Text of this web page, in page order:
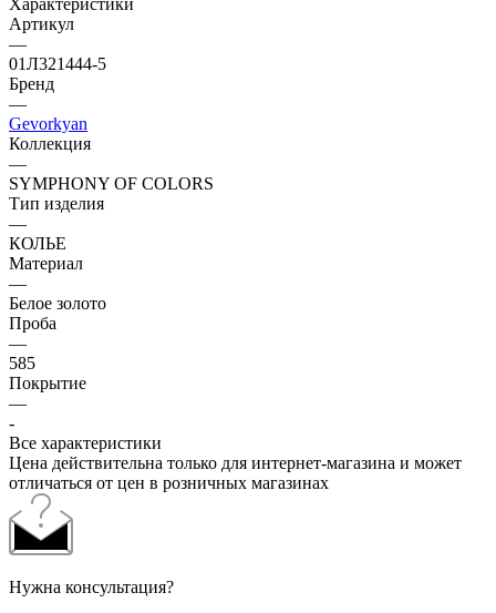
Характеристики
Артикул
—
01Л321444-5
Бренд
—
Gevorkyan
Коллекция
—
SYMPHONY OF COLORS
Тип изделия
—
КОЛЬЕ
Материал
—
Белое золото
Проба
—
585
Покрытие
—
-
Все характеристики
Цена действительна только для интернет-магазина и может
отличаться от цен в розничных магазинах
Нужна консультация?